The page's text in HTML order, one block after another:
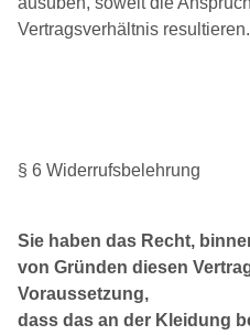
Vertragsverhältnis resultieren.
§ 6 Widerrufsbelehrung
Sie haben das Recht,
von Gründen diesen
Voraussetzung,
dass das an der Kleidung